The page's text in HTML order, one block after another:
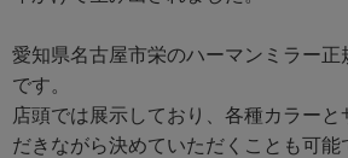
愛知県名古屋市栄のハーマンミラー正
です。
店頭では展示しており、各種カラーと
だきながら決めていただくことも可能